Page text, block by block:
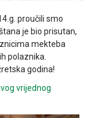
proučili smo
je bio prisutan,
mekteba
polaznika.
godina!
vrijednog